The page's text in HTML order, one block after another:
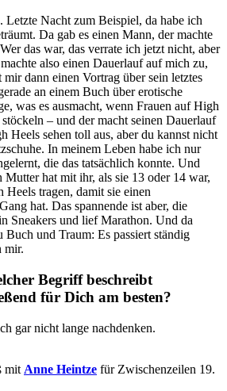
Letzte Nacht zum Beispiel, da habe ich
Da gab es einen Mann, der machte
das war, das verrate ich jetzt nicht, aber
also einen Dauerlauf auf mich zu,
dann einen Vortrag über sein letztes
an einem Buch über erotische
was es ausmacht, wenn Frauen auf High
– und der macht seinen Dauerlauf
Heels sehen toll aus, aber du kannst nicht
In meinem Leben habe ich nur
die das tatsächlich konnte. Und
Mutter hat mit ihr, als sie 13 oder 14 war,
Heels tragen, damit sie einen
hat. Das spannende ist aber, die
Sneakers und lief Marathon. Und da
Buch und Traum: Es passiert ständig
mir.
Begriff beschreibt
für Dich am besten?
gar nicht lange nachdenken.
mit Anne Heintze für Zwischenzeilen 19.